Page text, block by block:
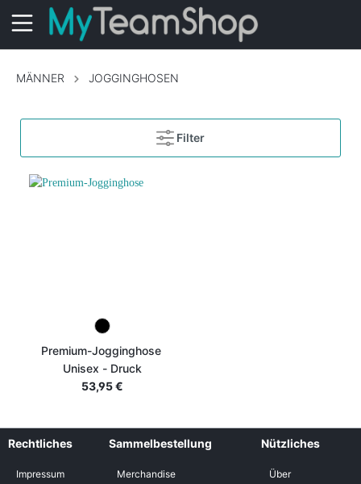
MÄNNER JOGGINGHOSEN
Filter
Premium-Jogginghose
Unisex - Druck
53,95 €
Rechtliches
Impressum
Sammelbestellung
Merchandise
Nützliches
Über